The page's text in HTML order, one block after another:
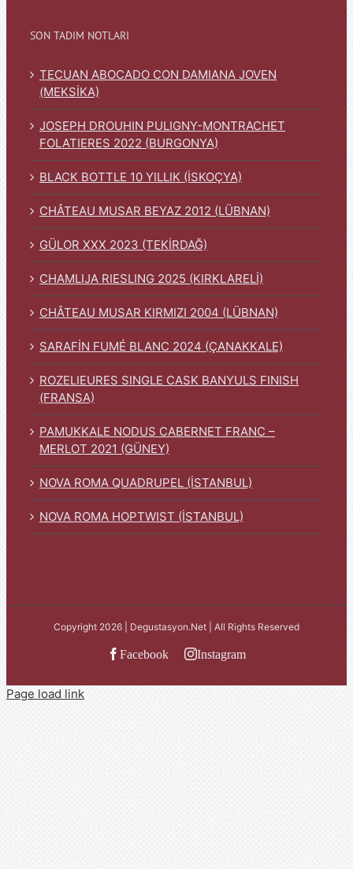
SON TADIM NOTLARI
TECUAN ABOCADO CON DAMIANA JOVEN
(MEKSİKA)
JOSEPH DROUHIN PULIGNY-MONTRACHET
FOLATIERES 2022 (BURGONYA)
BLACK BOTTLE 10 YILLIK (İSKOÇYA)
CHÂTEAU MUSAR BEYAZ 2012 (LÜBNAN)
GÜLOR XXX 2023 (TEKİRDAĞ)
CHAMLIJA RIESLING 2025 (KIRKLARELİ)
CHÂTEAU MUSAR KIRMIZI 2004 (LÜBNAN)
SARAFİN FUMÉ BLANC 2024 (ÇANAKKALE)
ROZELIEURES SINGLE CASK BANYULS FINISH
(FRANSA)
PAMUKKALE NODUS CABERNET FRANC –
MERLOT 2021 (GÜNEY)
NOVA ROMA QUADRUPEL (İSTANBUL)
NOVA ROMA HOPTWIST (İSTANBUL)
Copyright 2026 | Degustasyon.Net | All Rights Reserved
Facebook Instagram
Page load link